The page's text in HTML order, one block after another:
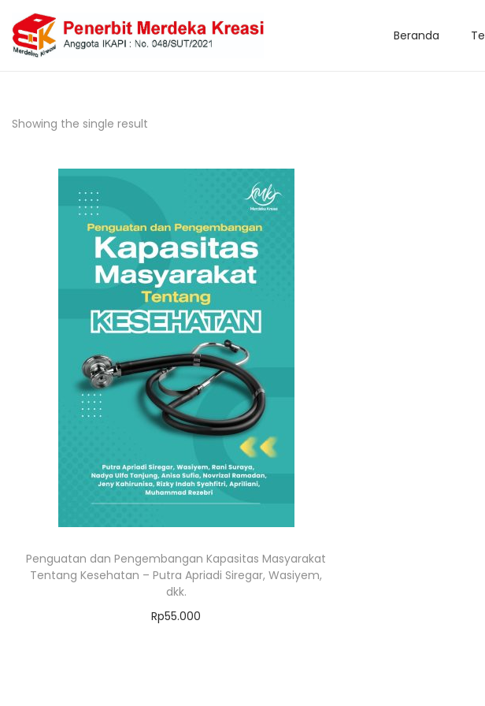
Beranda
Showing the single result
Penguatan dan Pengembangan Kapasitas Masyarakat
Tentang Kesehatan – Putra Apriadi Siregar, Wasiyem,
dkk.
Rp55.000